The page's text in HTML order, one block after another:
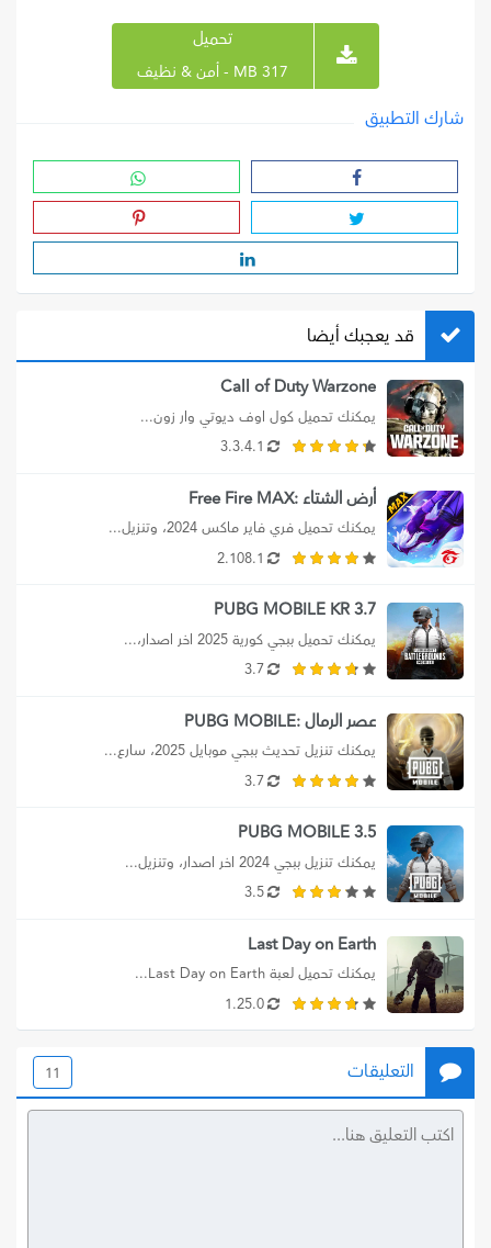
تحميل
317 MB - أمن & نظيف
شارك التطبيق
قد يعجبك أيضا
Call of Duty Warzone
يمكنك تحميل كول اوف ديوتي وار زون...
3.3.4.1
أرض الشتاء :Free Fire MAX
يمكنك تحميل فري فاير ماكس 2024، وتنزيل...
2.108.1
PUBG MOBILE KR 3.7
يمكنك تحميل ببجي كورية 2025 اخر اصدار،...
3.7
عصر الرمال :PUBG MOBILE
يمكنك تنزيل تحديث ببجي موبايل 2025، سارع...
3.7
PUBG MOBILE 3.5
يمكنك تنزيل ببجي 2024 اخر اصدار، وتنزيل...
3.5
Last Day on Earth
يمكنك تحميل لعبة Last Day on Earth...
1.25.0
التعليقات 11